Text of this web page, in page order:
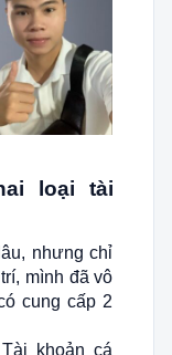
loại tài
nhưng chỉ
mình đã vô
cung cấp 2
khoản cá